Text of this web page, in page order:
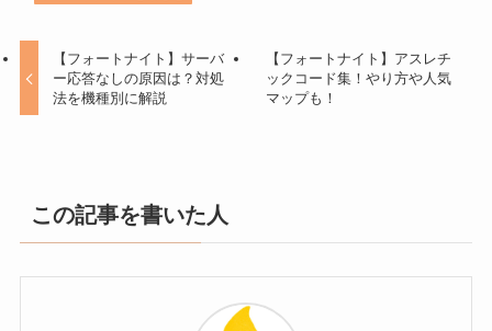
【フォートナイト】サーバ
ー応答なしの原因は？対処
法を機種別に解説
【フォートナイト】アスレチ
ックコード集！やり方や人気
マップも！
この記事を書いた人